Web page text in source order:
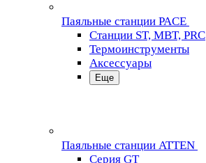
Паяльные станции PACE
Станции ST, MBT, PRC
Термоинструменты
Аксессуары
Еще
Паяльные станции ATTEN
Серия GT